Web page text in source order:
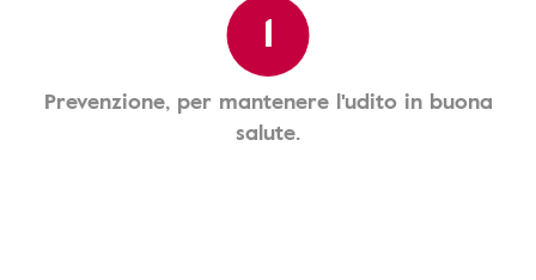
1
Prevenzione, per mantenere l'udito in buona
salute.